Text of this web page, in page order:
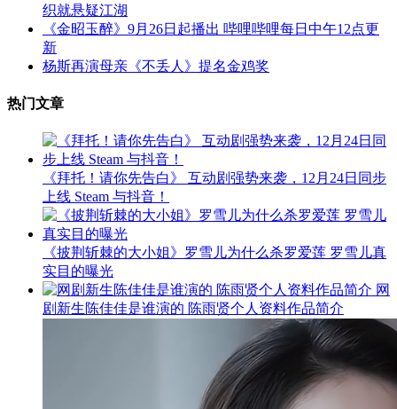
织就悬疑江湖
《金昭玉醉》9月26日起播出 哔哩哔哩每日中午12点更
新
杨斯再演母亲《不丢人》提名金鸡奖
热门文章
《拜托！请你先告白》 互动剧强势来袭，12月24日同步
上线 Steam 与抖音！
《披荆斩棘的大小姐》罗雪儿为什么杀罗爱莲 罗雪儿真
实目的曝光
网
剧新生陈佳佳是谁演的 陈雨贤个人资料作品简介